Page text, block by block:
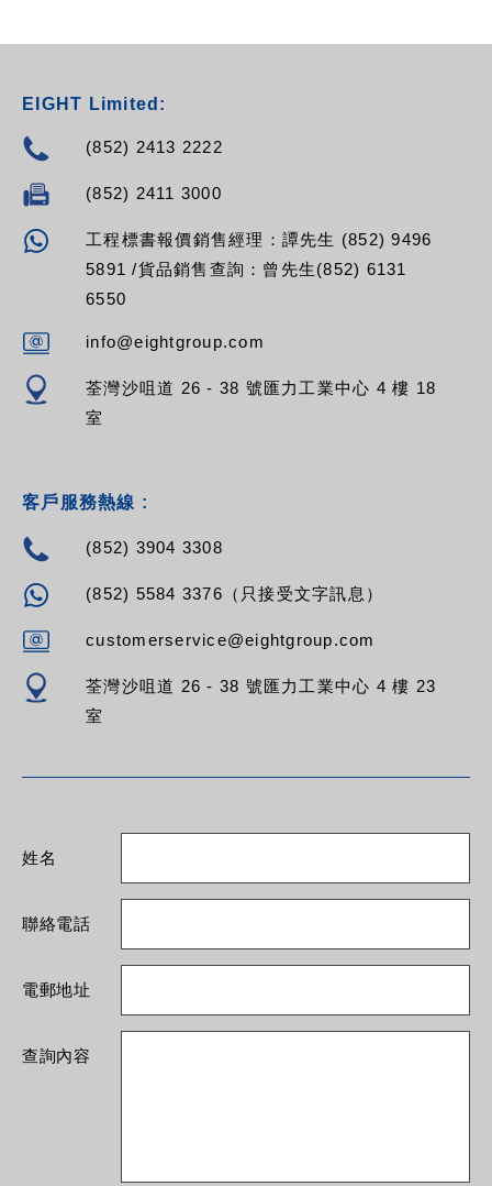
EIGHT Limited:
(852) 2413 2222
(852) 2411 3000
工程標書報價銷售經理：譚先生 (852) 9496
5891 /貨品銷售查詢：曾先生(852) 6131
6550
info@eightgroup.com
荃灣沙咀道 26 - 38 號匯力工業中心 4 樓 18
室
客戶服務熱線 :
(852) 3904 3308
(852) 5584 3376（只接受文字訊息）
customerservice@eightgroup.com
荃灣沙咀道 26 - 38 號匯力工業中心 4 樓 23
室
姓名
聯絡電話
電郵地址
查詢內容